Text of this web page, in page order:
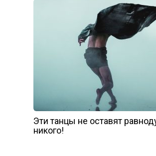
Эти танцы не оставят
никого!